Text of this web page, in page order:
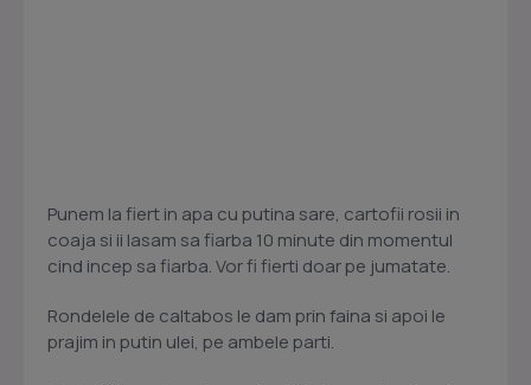
Punem la fiert in apa cu putina sare, cartofii rosii in
coaja si ii lasam sa fiarba 10 minute din momentul
cind incep sa fiarba. Vor fi fierti doar pe jumatate.
Rondelele de caltabos le dam prin faina si apoi le
prajim in putin ulei, pe ambele parti.